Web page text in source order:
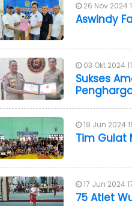
26 Nov 2024
Aswindy
03 Okt 2024
Sukses
19 Jun 2024
Tim Gulat
17 Jun 2024
75 Atlet